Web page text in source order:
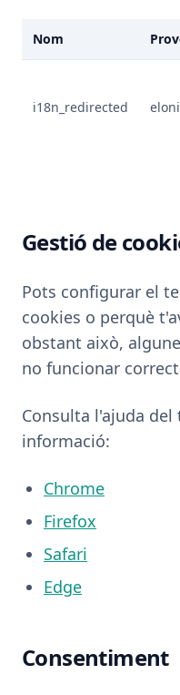
Nom
i18n_redirected
Gestió de
Pots configurar el
cookies o perquè
obstant això,
no funcionar
Consulta l'ajuda del
informació:
Chrome
Firefox
Safari
Edge
Consentiment